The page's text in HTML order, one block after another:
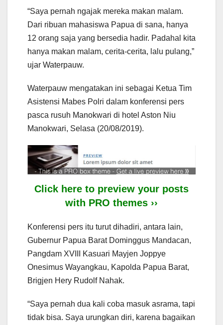
“Saya pernah ngajak mereka makan malam.
Dari ribuan mahasiswa Papua di sana, hanya
12 orang saja yang bersedia hadir. Padahal kita
hanya makan malam, cerita-cerita, lalu pulang,”
ujar Waterpauw.
Waterpauw mengatakan ini sebagai Ketua Tim
Asistensi Mabes Polri dalam konferensi pers
pasca rusuh Manokwari di hotel Aston Niu
Manokwari, Selasa (20/08/2019).
Click here to preview your posts
with PRO themes ››
Konferensi pers itu turut dihadiri, antara lain,
Gubernur Papua Barat Dominggus Mandacan,
Pangdam XVIII Kasuari Mayjen Joppye
Onesimus Wayangkau, Kapolda Papua Barat,
Brigjen Hery Rudolf Nahak.
“Saya pernah dua kali coba masuk asrama, tapi
tidak bisa. Saya urungkan diri, karena bagaikan